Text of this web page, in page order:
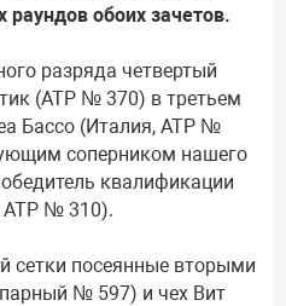
обоих зачетов.
разряда четвертый
(ATP № 370) в третьем
Бассо (Италия, ATP №
соперником нашего
квалификации
№ 310).
сетки посеянные вторыми
№ 597) и чех Вит